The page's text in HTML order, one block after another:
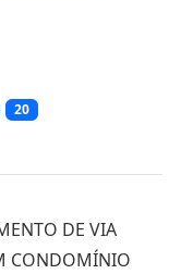
20
DE VIA
CONDOMÍNIO